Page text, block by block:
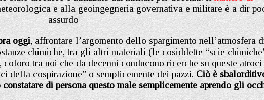
e alla geoingegneria governativa e militare è a dir
assurdo
oggi, affrontare l’argomento dello spargimento nell’atmosfera
chimiche, tra gli altri materiali (le cosiddette “scie
tra noi che da decenni conducono ricerche su queste atroci
della cospirazione” o semplicemente dei pazzi.Ciò è
di persona questo male semplicemente aprendo gli